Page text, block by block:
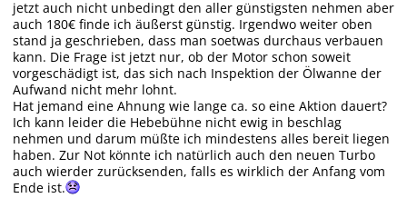
jetzt auch nicht unbedingt den aller günstigsten nehmen aber
auch 180€ finde ich äußerst günstig. Irgendwo weiter oben
stand ja geschrieben, dass man soetwas durchaus verbauen
kann. Die Frage ist jetzt nur, ob der Motor schon soweit
vorgeschädigt ist, das sich nach Inspektion der Ölwanne der
Aufwand nicht mehr lohnt.
Hat jemand eine Ahnung wie lange ca. so eine Aktion dauert?
Ich kann leider die Hebebühne nicht ewig in beschlag
nehmen und darum müßte ich mindestens alles bereit liegen
haben. Zur Not könnte ich natürlich auch den neuen Turbo
auch wierder zurücksenden, falls es wirklich der Anfang vom
Ende ist.